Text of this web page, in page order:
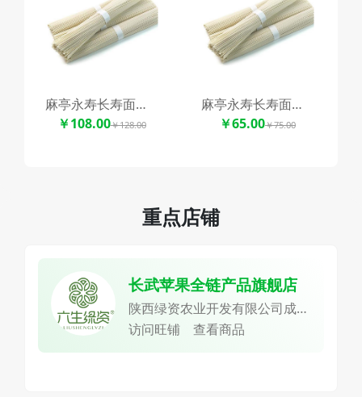
麻亭永寿长寿面精装礼盒
￥108.00￥128.00
麻亭永寿长寿面（手工挂面）
￥65.00￥75.00
重点店铺
长武苹果全链产品旗舰店
陕西绿资农业开发有限公司成立
于2013年，位于长武县五里铺
访问旺铺 查看商品